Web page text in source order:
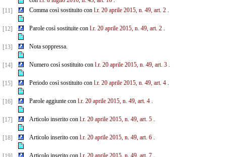
[11]
Comma così sostituito con l.r. 20 aprile 2015, n. 49, art. 2.
[12] Parole così sostituite con l.r. 20 aprile 2015, n. 49, art. 2.
[13] Nota soppressa.
[14] Numero così sostituito con l.r. 20 aprile 2015, n. 49, art. 3.
[15] Periodo così sostituito con l.r. 20 aprile 2015, n. 49, art. 4.
[16] Parole aggiunte con l.r. 20 aprile 2015, n. 49, art. 4.
[17] Articolo inserito con l.r. 20 aprile 2015, n. 49, art. 5.
[18] Articolo inserito con l.r. 20 aprile 2015, n. 49, art. 6.
Articolo inserito con l.r. 20 aprile 2015, n. 49, art. 7.